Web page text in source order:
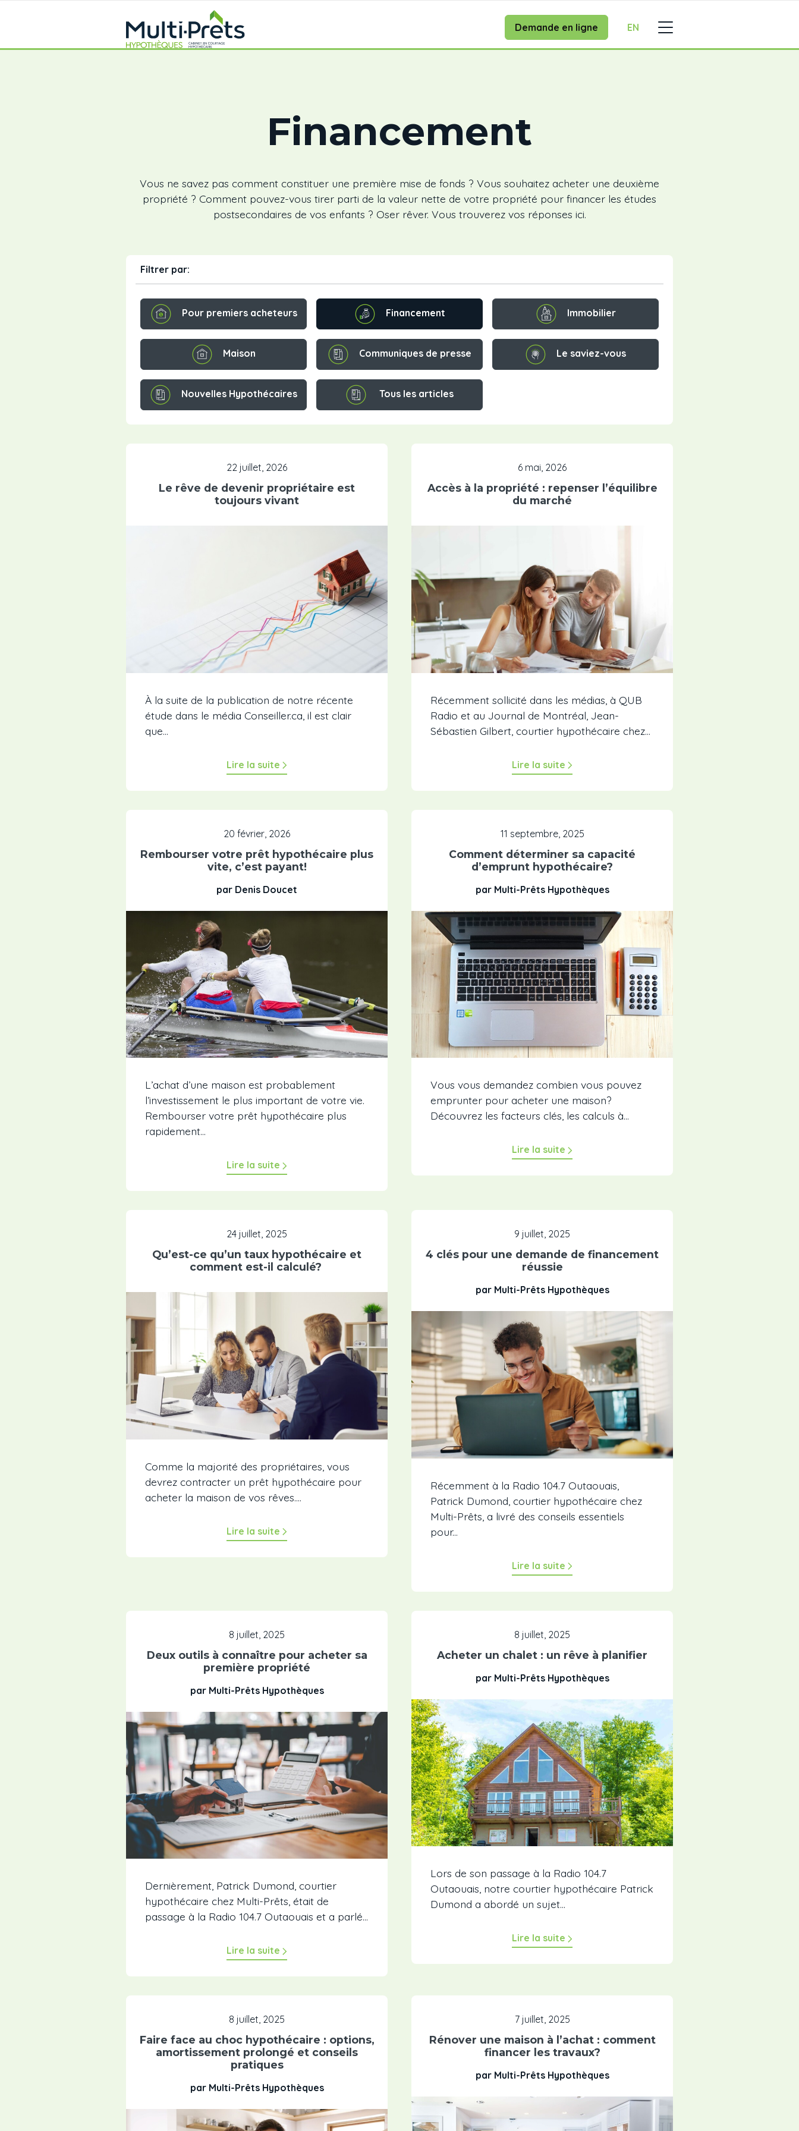
Demande en ligne EN
Financement
Vous ne savez pas comment constituer une première mise de fonds ? Vous souhaitez acheter une deuxième
propriété ? Comment pouvez-vous tirer parti de la valeur nette de votre propriété pour financer les études
postsecondaires de vos enfants ? Oser rêver. Vous trouverez vos réponses ici.
Filtrer par:
Pour premiers acheteurs Financement Immobilier
Maison Communiques de presse Le saviez-vous
Nouvelles Hypothécaires Tous les articles
22 juillet, 2026
Le rêve de devenir propriétaire est
toujours vivant
À la suite de la publication de notre récente
étude dans le média Conseiller.ca, il est clair
que...
Lire la suite
6 mai, 2026
Accès à la propriété : repenser l’équilibre
du marché
Récemment sollicité dans les médias, à QUB
Radio et au Journal de Montréal, Jean-
Sébastien Gilbert, courtier hypothécaire chez...
Lire la suite
20 février, 2026
Rembourser votre prêt hypothécaire plus
vite, c’est payant!
par Denis Doucet
L’achat d’une maison est probablement
l’investissement le plus important de votre vie.
Rembourser votre prêt hypothécaire plus
rapidement...
Lire la suite
11 septembre, 2025
Comment déterminer sa capacité
d’emprunt hypothécaire?
par Multi-Prêts Hypothèques
Vous vous demandez combien vous pouvez
emprunter pour acheter une maison?
Découvrez les facteurs clés, les calculs à...
Lire la suite
24 juillet, 2025
Qu’est-ce qu’un taux hypothécaire et
comment est-il calculé?
Comme la majorité des propriétaires, vous
devrez contracter un prêt hypothécaire pour
acheter la maison de vos rêves....
Lire la suite
9 juillet, 2025
4 clés pour une demande de financement
réussie
par Multi-Prêts Hypothèques
Récemment à la Radio 104.7 Outaouais,
Patrick Dumond, courtier hypothécaire chez
Multi-Prêts, a livré des conseils essentiels
pour...
Lire la suite
8 juillet, 2025
Deux outils à connaître pour acheter sa
première propriété
par Multi-Prêts Hypothèques
Dernièrement, Patrick Dumond, courtier
hypothécaire chez Multi-Prêts, était de
passage à la Radio 104.7 Outaouais et a parlé...
Lire la suite
8 juillet, 2025
Acheter un chalet : un rêve à planifier
par Multi-Prêts Hypothèques
Lors de son passage à la Radio 104.7
Outaouais, notre courtier hypothécaire Patrick
Dumond a abordé un sujet...
Lire la suite
8 juillet, 2025
Faire face au choc hypothécaire : options,
amortissement prolongé et conseils
pratiques
par Multi-Prêts Hypothèques
7 juillet, 2025
Rénover une maison à l’achat : comment
financer les travaux?
par Multi-Prêts Hypothèques